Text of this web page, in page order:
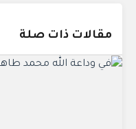
مقالات ذات صلة